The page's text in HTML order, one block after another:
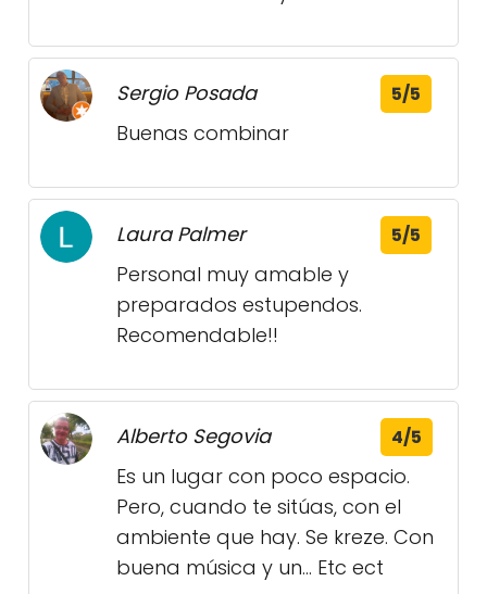
Sergio Posada 5/5
Buenas combinar
Laura Palmer 5/5
Personal muy amable y
preparados estupendos.
Recomendable!!
Alberto Segovia 4/5
Es un lugar con poco espacio.
Pero, cuando te sitúas, con el
ambiente que hay. Se kreze. Con
buena música y un... Etc ect